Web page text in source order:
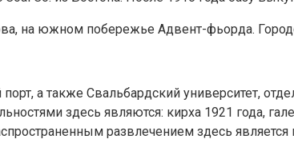
на южном побережье Адвент-фьорда.
а также Свальбардский университет,
здесь являются: кирха 1921 года,
развлечением здесь является